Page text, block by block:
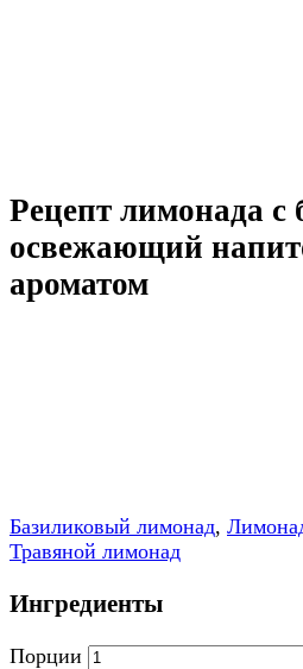
Рецепт лимонада с
освежающий
ароматом
Базиликовый лимонад,
Травяной лимонад
Ингредиенты
Порции